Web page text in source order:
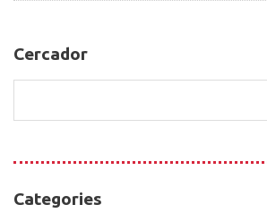
Cercador
Cercador
Categories
Categories